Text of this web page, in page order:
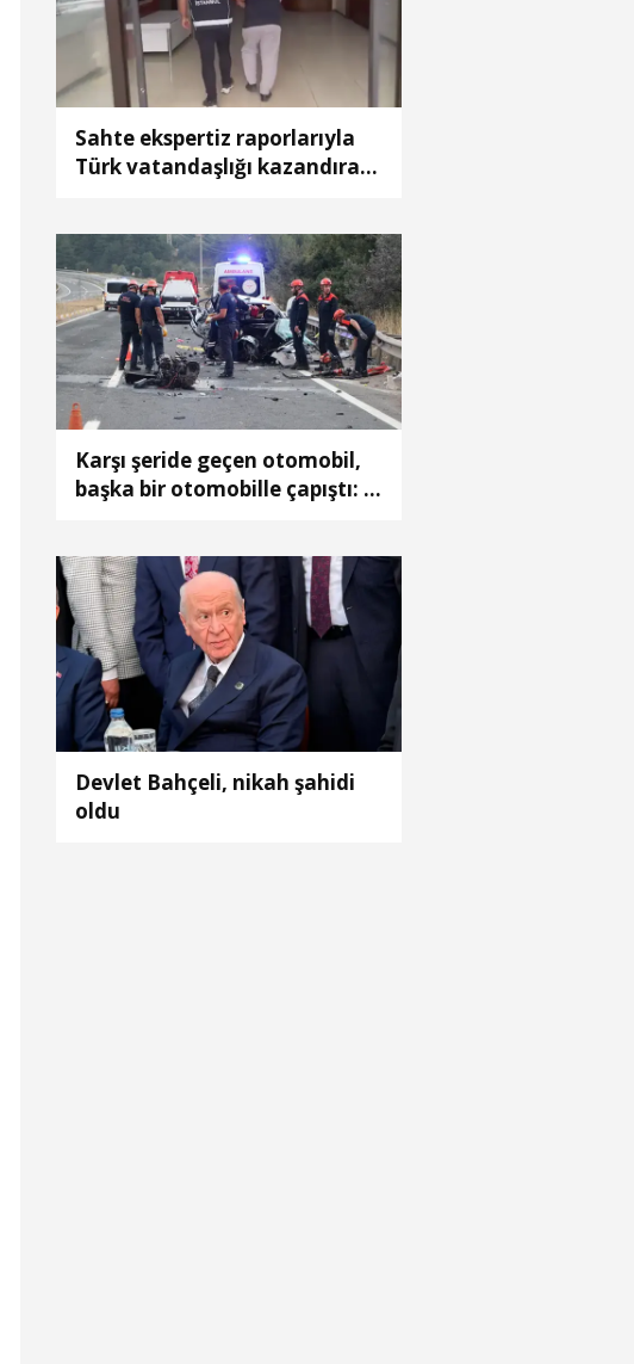
Sahte ekspertiz raporlarıyla
Türk vatandaşlığı kazandıran
Karşı şeride geçen otomobil,
başka bir otomobille çapıştı: 1
Devlet Bahçeli, nikah şahidi
oldu